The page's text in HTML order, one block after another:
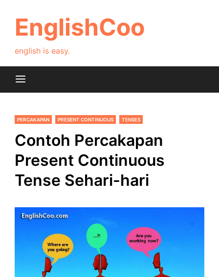
contentEnglishCoo
english is easy.
PERCAKAPAN PRESENT CONTINUOUS TENSES
Contoh Percakapan
Present Continuous
Tense Sehari-hari